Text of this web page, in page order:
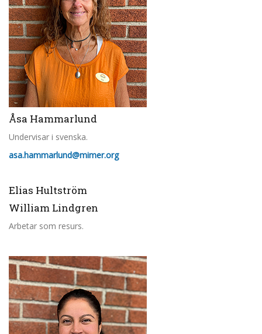
Åsa Hammarlund
Undervisar i svenska.
asa.hammarlund@mimer.org
Elias Hultström
William Lindgren
Arbetar som resurs.